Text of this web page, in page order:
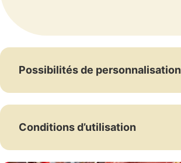
Possibilités de personnalisation
Conditions d’utilisation